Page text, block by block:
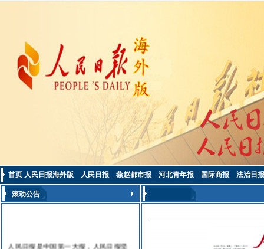
首页 人民日报海外版 人民日报 燕赵都市报 河北青年报 国际商报 法治日报
滚动公告
人民日报是中国第一大报，人民日报坚